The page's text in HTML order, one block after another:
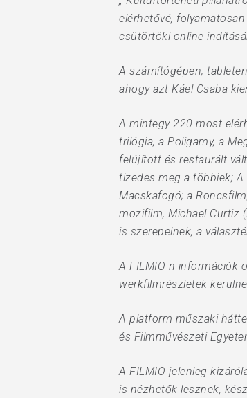
Hit enter to search or ESC to close
elérhetővé,
csütörtöki online
A számítógépen,
ahogy azt Káel Csaba
A mintegy 220 most
trilógia, a Poligamy, a
felújított és restaurált
tizedes meg a többiek; A
Macskafogó; a
mozifilm, Michael Curtiz
is szerepelnek, a
A FILMIO-n információk
werkfilmrészletek
A platform műszaki
és Filmművészeti
A FILMIO jelenleg
is nézhetők lesznek,